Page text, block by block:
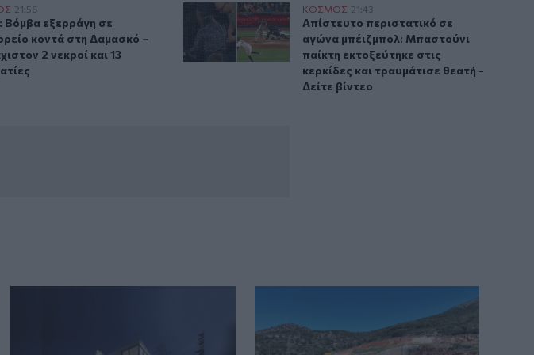
κοντά στη Δαμασκό – Τουλάχιστον 2 νεκροί και 13 τραυματίες
21:56
Βόμβα εξερράγη σε λεωφορείο κοντά στη Δαμασκό – Τουλάχιστον 2 νεκροί και 13
Βόμβα εξερράγη σε
κοντά στη Δαμασκό –
2 νεκροί και 13
Απίστευτο περιστατικό σε αγώνα μπέιζμπολ: Μπαστούνι
ΚΟΣΜΟΣ 21:43
Απίστευτο περιστατικό σε αγώνα
Απίστευτο περιστατικό σε
αγώνα μπέιζμπολ: Μπαστούνι
παίκτη εκτοξεύτηκε στις
κερκίδες και τραυμάτισε θεατή -
Δείτε βίντεο